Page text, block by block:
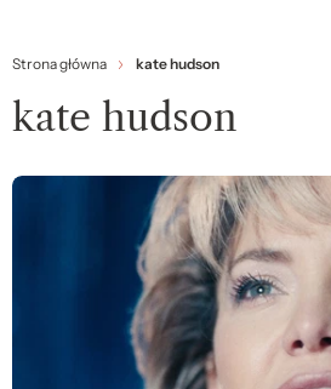
Strona główna kate hudson
kate hudson